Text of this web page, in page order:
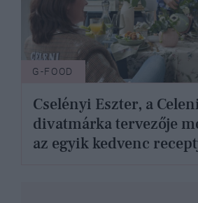
G-FOOD
Cselényi Eszter, a
divatmárka tervezője
az egyik kedvenc